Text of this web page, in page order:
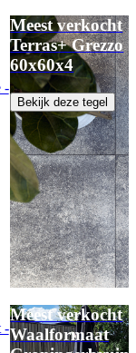
-
Meest verkocht
Terras+ Grezzo
60x60x4
Bekijk deze tegel
-
Meest verkocht
Waalformaat